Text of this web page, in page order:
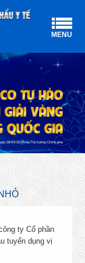
MENU
ty Cổ phần
tuyển dụng vị
SỰ
sách bảo hiểm
thọ cho các
thực hiện nhiều